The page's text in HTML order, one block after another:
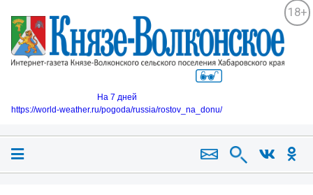
18+
На 7 дней
https://world-weather.ru/pogoda/russia/rostov_na_donu/